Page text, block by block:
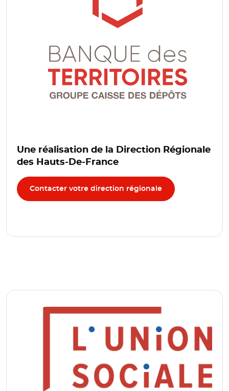
Une réalisation de la Direction Régionale
des Hauts-De-France
Contacter votre direction régionale